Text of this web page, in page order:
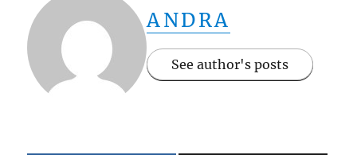
ANDRA
See author's posts